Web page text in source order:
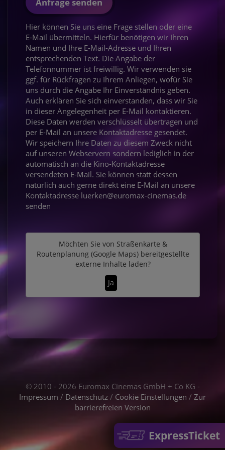
ExpressTicket
Hier können Sie uns eine Frage stellen oder eine
E-Mail übermitteln. Hierfür benötigen wir Ihren
Namen und Ihre E-Mail-Adresse und Ihren
entsprechenden Text. Die Angabe der
Telefonnummer ist freiwillig. Wir verwenden sie
ggf. für Rückfragen zu Ihrem Anliegen, wofür Sie
uns durch die Angabe Ihr Einverständnis geben.
Auch erklären Sie sich einverstanden, dass wir Sie
in dieser Angelegenheit per E-Mail kontaktieren.
Diese Daten werden verschlüsselt übertragen und
per E-Mail an unsere Kontaktadresse gesendet.
Wir speichern Ihre Daten zu diesem Zweck nicht
auf unseren Webservern sondern lediglich in der
automatisch an die Kino-Kontaktadresse
versendeten E-Mail. Sie können statt dessen
natürlich auch gerne direkt eine E-Mail an unsere
Kontaktadresse luerken@euromax-cinemas.de
senden
Möchten Sie von Straßenkarte &
Routenplanung (Google Maps)bereitgestellte
externe Inhalte laden?
Ja
© 2010 - 2026 Euromax Cinemas GmbH + Co KG -
Impressum / Datenschutz / Cookie Einstellungen / Zur
barrierefreien Version